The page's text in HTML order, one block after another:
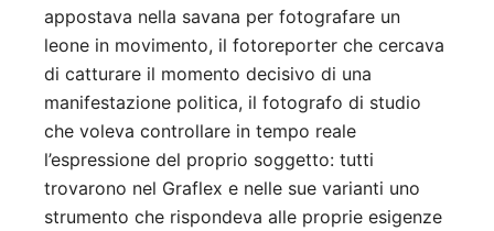
appostava nella savana per fotografare un
leone in movimento, il fotoreporter che cercava
di catturare il momento decisivo di una
manifestazione politica, il fotografo di studio
che voleva controllare in tempo reale
l’espressione del proprio soggetto: tutti
trovarono nel Graflex e nelle sue varianti uno
strumento che rispondeva alle proprie esigenze